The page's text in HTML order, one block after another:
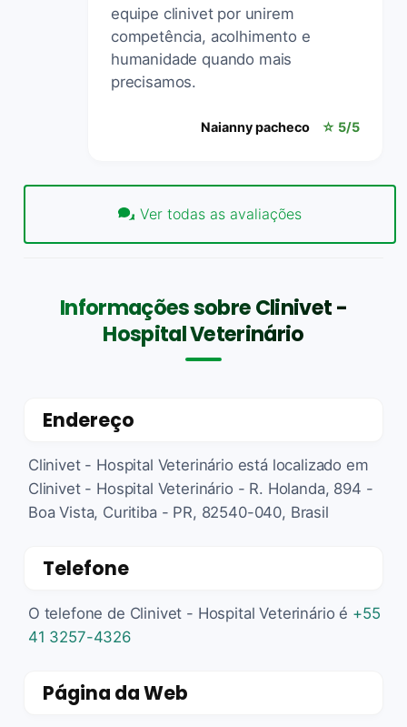
equipe clinivet por unirem
competência, acolhimento e
humanidade quando mais
precisamos.
Naianny pacheco ☆ 5/5
Ver todas as avaliações
Informações sobre Clinivet -
Hospital Veterinário
Endereço
Clinivet - Hospital Veterinário está localizado em
Clinivet - Hospital Veterinário - R. Holanda, 894 -
Boa Vista, Curitiba - PR, 82540-040, Brasil
Telefone
O telefone de Clinivet - Hospital Veterinário é +55
41 3257-4326
Página da Web